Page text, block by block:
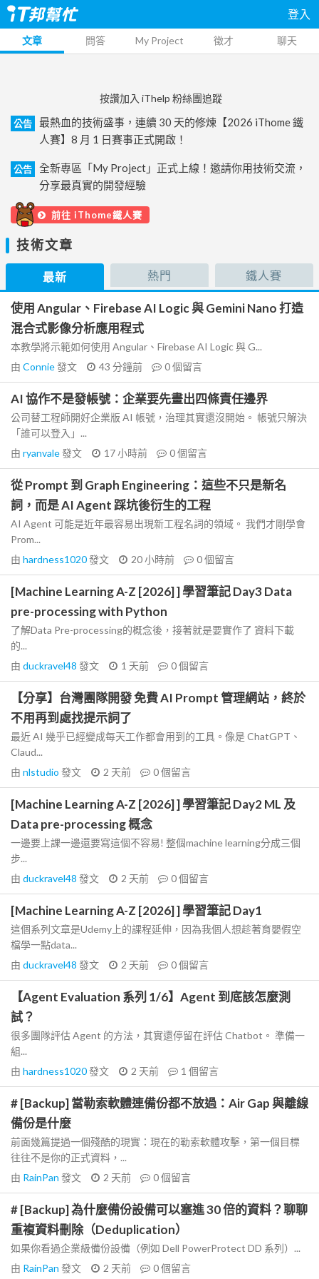
登入
文章 問答 My Project 徵才 聊天
按讚加入 iThelp 粉絲團追蹤
公告
最熱血的技術盛事，連續 30 天的修煉【2026 iThome 鐵
人賽】8 月 1 日賽事正式開啟！
公告
全新專區「My Project」正式上線！邀請你用技術交流，
分享最真實的開發經驗
前往 iThome鐵人賽
技術文章
最新 熱門 鐵人賽
使用 Angular、Firebase AI Logic 與 Gemini Nano 打造
混合式影像分析應用程式
本教學將示範如何使用 Angular、Firebase AI Logic 與 G...
由 Connie發文 43 分鐘前 0個留言
AI 協作不是發帳號：企業要先畫出四條責任邊界
公司替工程師開好企業版 AI 帳號，治理其實還沒開始。 帳號只解決
「誰可以登入」...
由 ryanvale發文 17 小時前 0個留言
從 Prompt 到 Graph Engineering：這些不只是新名
詞，而是 AI Agent 踩坑後衍生的工程
AI Agent 可能是近年最容易出現新工程名詞的領域。 我們才剛學會
Prom...
由 hardness1020發文 20 小時前 0個留言
[Machine Learning A-Z [2026] ] 學習筆記 Day3 Data
pre-processing with Python
了解Data Pre-processing的概念後，接著就是要實作了 資料下載
的...
由 duckravel48 發文 1 天前 0個留言
【分享】台灣團隊開發 免費 AI Prompt 管理網站，終於
不用再到處找提示詞了
最近 AI 幾乎已經變成每天工作都會用到的工具。像是 ChatGPT、
Claud...
由 nlstudio 發文 2 天前 0個留言
[Machine Learning A-Z [2026] ] 學習筆記 Day2 ML 及
Data pre-processing 概念
一邊要上課一邊還要寫這個不容易! 整個machine learning分成三個
步...
由 duckravel48 發文 2 天前 0個留言
[Machine Learning A-Z [2026] ] 學習筆記 Day1
這個系列文章是Udemy上的課程延伸，因為我個人想趁著育嬰假空
檔學一點data...
由 duckravel48 發文 2 天前 0個留言
【Agent Evaluation 系列 1/6】Agent 到底該怎麼測
試？
很多團隊評估 Agent 的方法，其實還停留在評估 Chatbot。 準備一
組...
由 hardness1020發文 2 天前 1 個留言
# [Backup] 當勒索軟體連備份都不放過：Air Gap 與離線
備份是什麼
前面幾篇提過一個殘酷的現實：現在的勒索軟體攻擊，第一個目標
往往不是你的正式資料，...
由 RainPan 發文 2 天前 0個留言
# [Backup] 為什麼備份設備可以塞進 30 倍的資料？聊聊
重複資料刪除（Deduplication）
如果你看過企業級備份設備（例如 Dell PowerProtect DD 系列）...
由 RainPan 發文 2 天前 0個留言